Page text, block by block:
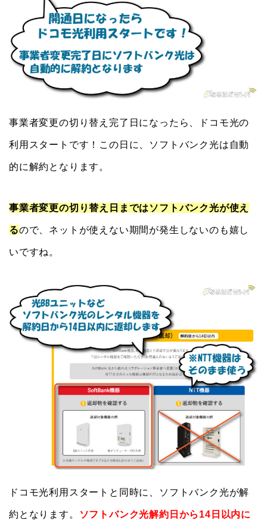
事業者変更の切り替え完了日になったら、ドコモ光の
利用スタートです！この日に、ソフトバンク光は自動
的に解約となります。
事業者変更の切り替え日まではソフトバンク光が使え
るので、ネットが使えない期間が発生しないのも嬉し
いですね。
ドコモ光利用スタートと同時に、ソフトバンク光が解
約となります。 ソフトバンク光解約日から14日以内に